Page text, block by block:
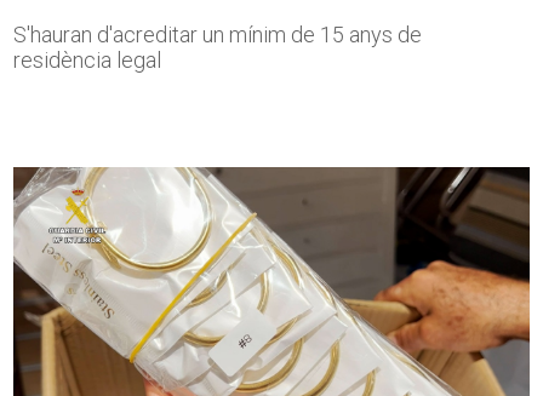
S'hauran d'acreditar un mínim de 15 anys de
residència legal